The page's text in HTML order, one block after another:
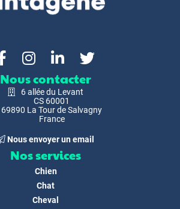
Nous contacter
6 allée du Levant
CS 60001
69890 La Tour de Salvagny
France
Nous envoyer un email
Nos services
Chien
Chat
Cheval